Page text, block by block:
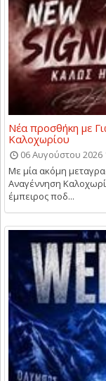
Νέα προσθήκη με
Καλοχωρίου
06 Αυγούστου 2026
Με μία ακόμη
Αναγέννηση
έμπειρος ποδ...